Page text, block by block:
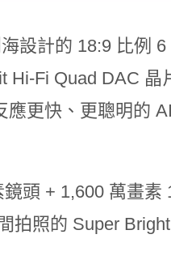
設計的 18:9 比例 6
Hi-Fi Quad DAC 晶
更快、更聰明的
頭 + 1,600 萬畫素
拍照的 Super Bright